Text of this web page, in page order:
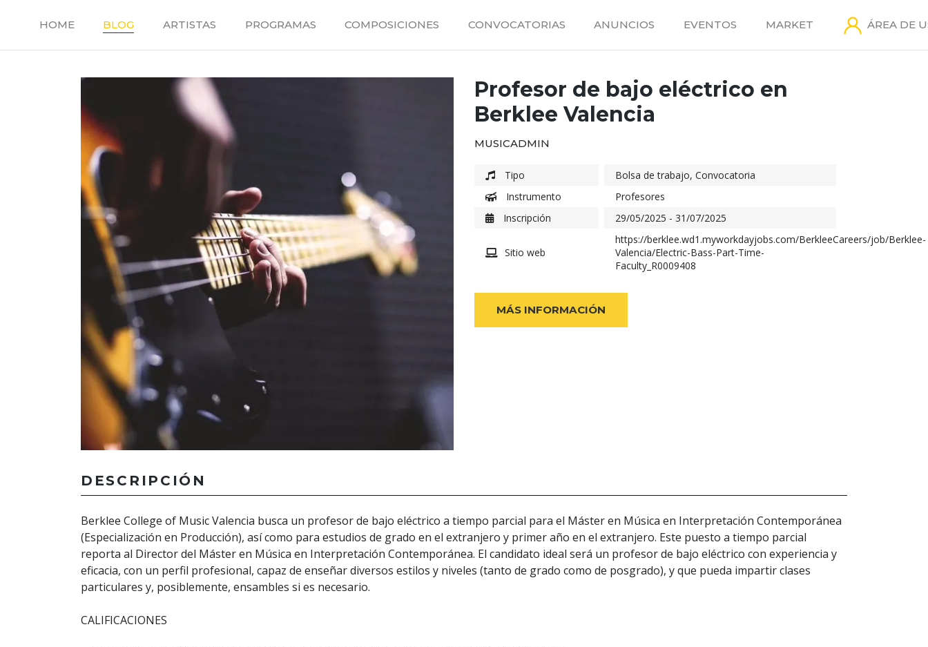
HOME BLOG ARTISTAS PROGRAMAS COMPOSICIONES CONVOCATORIAS ANUNCIOS EVENTOS MARKET ÁREA DE
Profesor de bajo eléctrico en
Berklee Valencia
MUSICADMIN
Tipo Bolsa de trabajo, Convocatoria
Instrumento
Profesores
Inscripción
29/05/2025 - 31/07/2025
Sitio web
https://berklee.wd1.myworkdayjobs.com/BerkleeCareers/job/Berklee-
Valencia/Electric-Bass-Part-Time-
Faculty_R0009408
MÁS INFORMACIÓN
DESCRIPCIÓN
Berklee College of Music Valencia busca un profesor de bajo eléctrico a tiempo parcial para el Máster en Música en Interpretación Contemporánea
(Especialización en Producción), así como para estudios de grado en el extranjero y primer año en el extranjero. Este puesto a tiempo parcial
reporta al Director del Máster en Música en Interpretación Contemporánea. El candidato ideal será un profesor de bajo eléctrico con experiencia y
eficacia, con un perfil profesional, capaz de enseñar diversos estilos y niveles (tanto de grado como de posgrado), y que pueda impartir clases
particulares y, posiblemente, ensambles si es necesario.
CALIFICACIONES